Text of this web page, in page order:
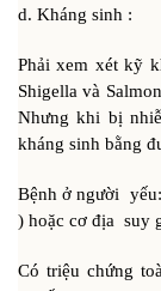
d. Kháng sinh :
Phải xem xét kỹ
Shigella và
Nhưng khi bị
kháng sinh bằng
Bệnh ở người
) hoặc cơ địa suy
Có triệu chứng